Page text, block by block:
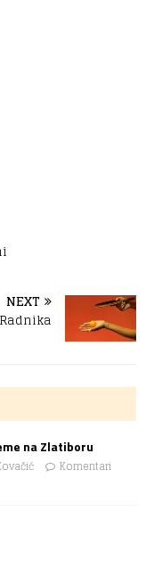
NEXT
na Zlatiboru
Komentari